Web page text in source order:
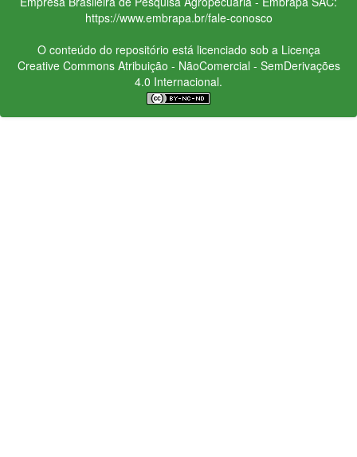
https://www.embrapa.br/fale-conosco
O conteúdo do repositório está licenciado sob a Licença
Creative CommonsAtribuição - NãoComercial - SemDerivações
4.0 Internacional.